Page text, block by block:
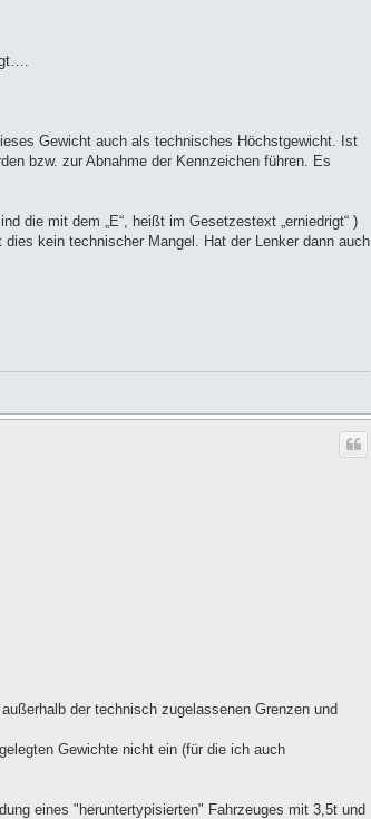
Gewicht auch als technisches Höchstgewicht. Ist
bzw. zur Abnahme der Kennzeichen führen. Es
die mit dem „E“, heißt im Gesetzestext „erniedrigt“ )
kein technischer Mangel. Hat der Lenker dann auch
der technisch zugelassenen Grenzen und
Gewichte nicht ein (für die ich auch
eines "heruntertypisierten" Fahrzeuges mit 3,5t und